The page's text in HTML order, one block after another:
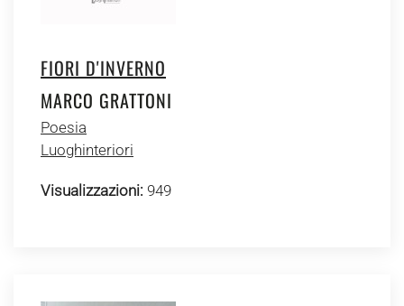
FIORI D'INVERNO
MARCO GRATTONI
Poesia
Luoghinteriori
Visualizzazioni: 949